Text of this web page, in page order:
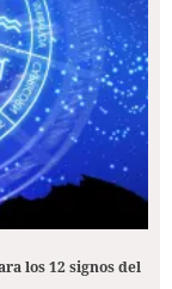
los 12 signos del